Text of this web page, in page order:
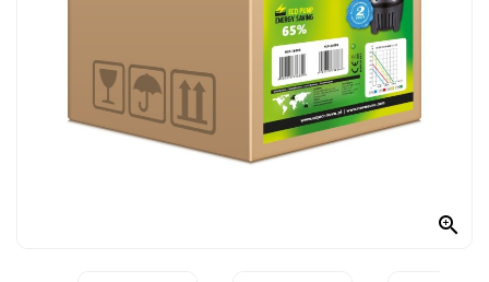
OCZKO
WODNE
